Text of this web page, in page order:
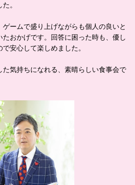
。
ームで盛り上げながらも個人の良いと
おかげです。回答に困った時も、優し
安心して楽しめました。
気持ちになれる、素晴らしい食事会で